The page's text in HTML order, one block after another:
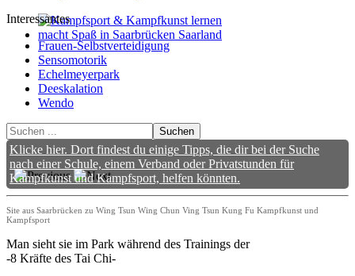
Interessantes
Frauen-Selbstverteidigung
Sensomotorik
Echelmeyerpark
Deeskalation
Wendo
Suchen
Klicke hier. Dort findest du einige Tipps, die dir bei der Suche
nach einer Schule, einem Verband oder Privatstunden für
Kampfkunst und Kampfsport, helfen könnten.
Site aus Saarbrücken zu Wing Tsun Wing Chun Ving Tsun Kung Fu Kampfkunst und
Kampfsport
Man sieht sie im Park während des Trainings der
-8 Kräfte des Tai Chi-